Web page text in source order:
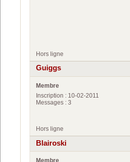
Hors ligne
Guiggs
Membre
Inscription : 10-02-2011
Messages : 3
Hors ligne
Blairoski